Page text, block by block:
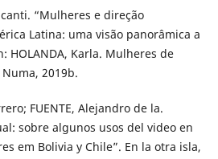
“Mulheres e direção
Latina: uma visão panorâmica a
HOLANDA, Karla. Mulheres de
2019b.
FUENTE, Alejandro de la.
sobre algunos usos del video en
em Bolivia y Chile”. En la otra isla,